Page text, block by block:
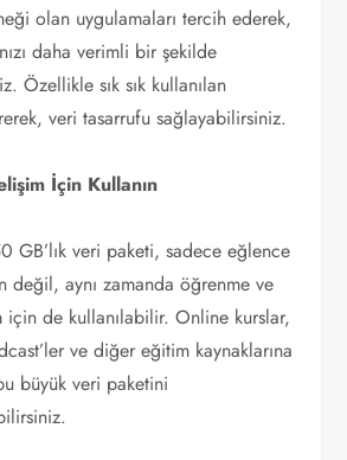
olan uygulamaları tercih ederek,
daha verimli bir şekilde
Özellikle sık sık kullanılan
veri tasarrufu sağlayabilirsiniz.
İçin Kullanın
GB’lık veri paketi, sadece eğlence
değil, aynı zamanda öğrenme ve
için de kullanılabilir. Online kurslar,
ve diğer eğitim kaynaklarına
büyük veri paketini